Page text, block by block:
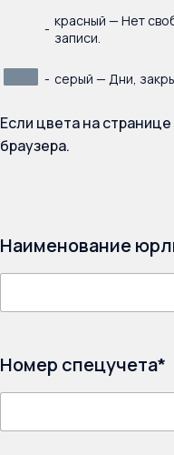
- красный — Нет
записи.
- серый — Дни,
Если цвета на
браузера.
Наименование
Номер спецучета*